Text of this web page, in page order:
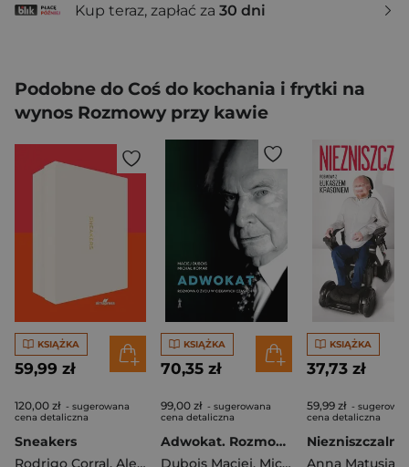
Kup teraz, zapłać za 30 dni
Podobne do Coś do kochania i frytki na
wynos Rozmowy przy kawie
KSIĄŻKA
59,99 zł
120,00 zł - sugerowana
cena detaliczna
Sneakers
Rodrigo Corral, Alex French ,Howie Kahn
KSIĄŻKA
70,35 zł
99,00 zł - sugerowana
cena detaliczna
Adwokat. Rozmowa o życiu w ciekawych czasach
Dubois Maciej, Michał Komar
KSIĄŻKA
37,73 zł
59,99 zł -
cena detaliczna
Anna Matusiak